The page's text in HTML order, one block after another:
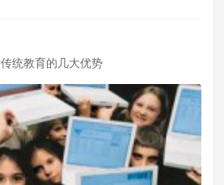
统教育的几大优势